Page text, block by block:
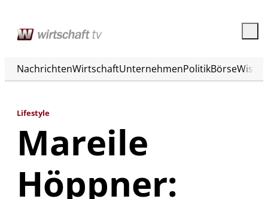
NachrichtenWirtschaftUnternehmenPolitikBörse
Lifestyle
Mareile
Höppner: